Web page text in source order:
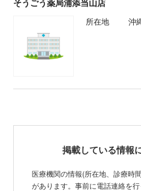
そうごう薬局浦添当山店
所在地 沖
掲載している情報
医療機関の情報(所在地、診療時
があります。事前に電話連絡を